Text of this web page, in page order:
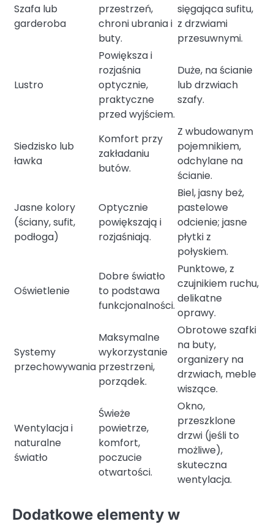
Szafa lub
garderoba
przestrzeń,
chroni ubrania i
buty.
sięgająca sufitu,
z drzwiami
przesuwnymi.
Lustro
Powiększa i
rozjaśnia
optycznie,
praktyczne
przed wyjściem.
Duże, na ścianie
lub drzwiach
szafy.
Siedzisko lub
ławka
Komfort przy
zakładaniu
butów.
Z wbudowanym
pojemnikiem,
odchylane na
ścianie.
Jasne kolory
(ściany, sufit,
podłoga)
Optycznie
powiększają i
rozjaśniają.
Biel, jasny beż,
pastelowe
odcienie; jasne
płytki z
połyskiem.
Oświetlenie
Dobre światło
to podstawa
funkcjonalności.
Punktowe, z
czujnikiem ruchu,
delikatne
oprawy.
Systemy
przechowywania
Maksymalne
wykorzystanie
przestrzeni,
porządek.
Obrotowe szafki
na buty,
organizery na
drzwiach, meble
wiszące.
Wentylacja i
naturalne
światło
Świeże
powietrze,
komfort,
poczucie
otwartości.
Okno,
przeszklone
drzwi (jeśli to
możliwe),
skuteczna
wentylacja.
Dodatkowe elementy w